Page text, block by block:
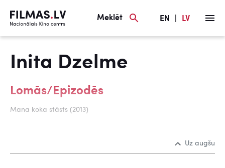
Meklēt EN LV
Inita Dzelme
Lomās/Epizodēs
Mana koka stāsts (2013)
Uz augšu